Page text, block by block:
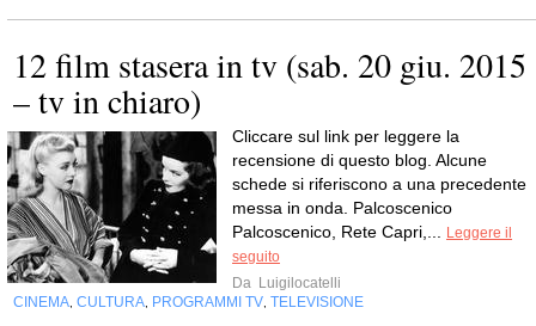
12 film stasera in tv (sab. 20 giu. 2015
– tv in chiaro)
Cliccare sul link per leggere la
recensione di questo blog. Alcune
schede si riferiscono a una precedente
messa in onda. Palcoscenico
Palcoscenico, Rete Capri,...
Leggere il
seguito
Da Luigilocatelli
CINEMA CULTURA PROGRAMMI TV TELEVISIONE